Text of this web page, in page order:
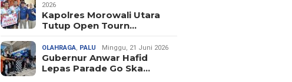
2026
Kapolres Morowali Utara
Tutup Open Tourn…
OLAHRAGA PALU Minggu, 21 Juni 2026
Gubernur Anwar Hafid
Lepas Parade Go Ska…